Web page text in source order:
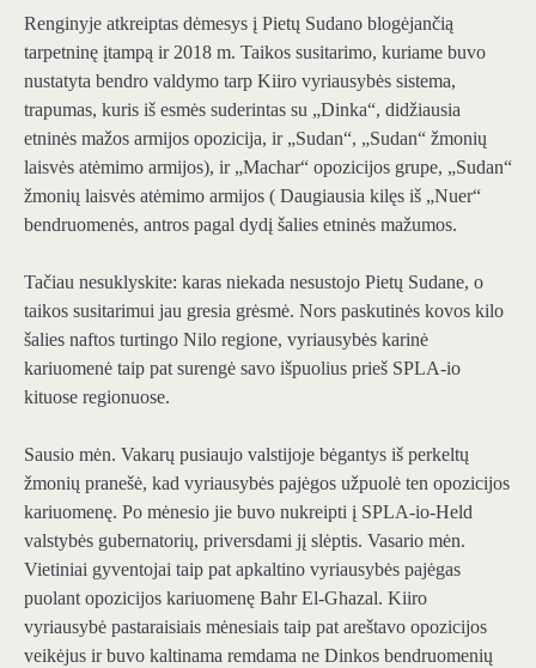
Renginyje atkreiptas dėmesys į Pietų Sudano blogėjančią
tarpetninę įtampą ir 2018 m. Taikos susitarimo, kuriame buvo
nustatyta bendro valdymo tarp Kiiro vyriausybės sistema,
trapumas, kuris iš esmės suderintas su „Dinka“, didžiausia
etninės mažos armijos opozicija, ir „Sudan“, „Sudan“ žmonių
laisvės atėmimo armijos), ir „Machar“ opozicijos grupe, „Sudan“
žmonių laisvės atėmimo armijos ( Daugiausia kilęs iš „Nuer“
bendruomenės, antros pagal dydį šalies etninės mažumos.
Tačiau nesuklyskite: karas niekada nesustojo Pietų Sudane, o
taikos susitarimui jau gresia grėsmė. Nors paskutinės kovos kilo
šalies naftos turtingo Nilo regione, vyriausybės karinė
kariuomenė taip pat surengė savo išpuolius prieš SPLA-io
kituose regionuose.
Sausio mėn. Vakarų pusiaujo valstijoje bėgantys iš perkeltų
žmonių pranešė, kad vyriausybės pajėgos užpuolė ten opozicijos
kariuomenę. Po mėnesio jie buvo nukreipti į SPLA-io-Held
valstybės gubernatorių, priversdami jį slėptis. Vasario mėn.
Vietiniai gyventojai taip pat apkaltino vyriausybės pajėgas
puolant opozicijos kariuomenę Bahr El-Ghazal. Kiiro
vyriausybė pastaraisiais mėnesiais taip pat areštavo opozicijos
veikėjus ir buvo kaltinama remdama ne Dinkos bendruomenių